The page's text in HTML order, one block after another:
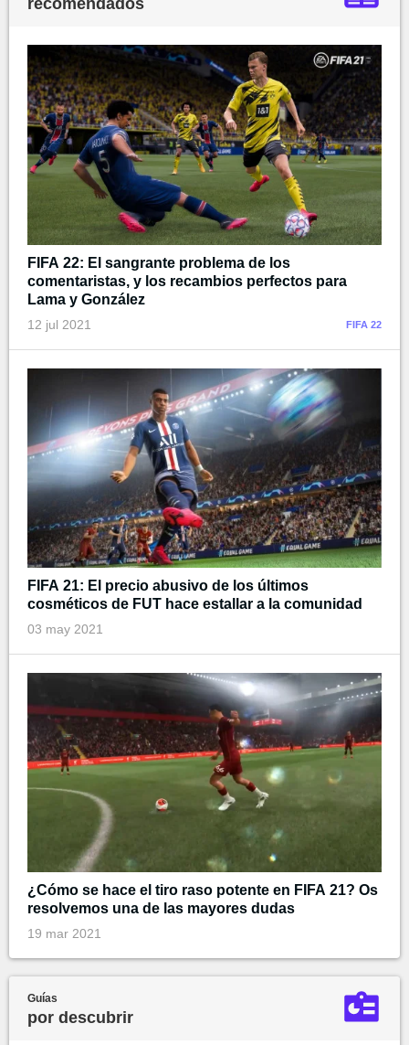
recomendados
FIFA 22: El sangrante problema de los
comentaristas, y los recambios perfectos para
Lama y González
12 jul 2021 FIFA 22
FIFA 21: El precio abusivo de los últimos
cosméticos de FUT hace estallar a la comunidad
03 may 2021
¿Cómo se hace el tiro raso potente en FIFA 21? Os
resolvemos una de las mayores dudas
19 mar 2021
Guías
por descubrir